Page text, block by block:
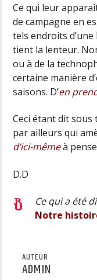
Ce qui leur
de campagne en
tels endroits
tient la lenteur.
ou à de la
certaine manière
saisons. D’en
Ceci étant dit sous
par ailleurs qui
d’ici-mêmeà
D.D
Ce qui a été
Notre
AUTEUR
ADMIN